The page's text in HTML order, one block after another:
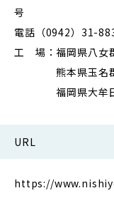
号
電話（0942）31-
工 場：福岡県八女
熊本県玉名郡
福岡県大牟田
URL
https://